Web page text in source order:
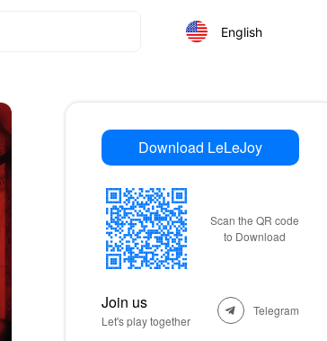
English
Download LeLeJoy
Scan the QR code
to Download
Join us
Let's play together
Telegram